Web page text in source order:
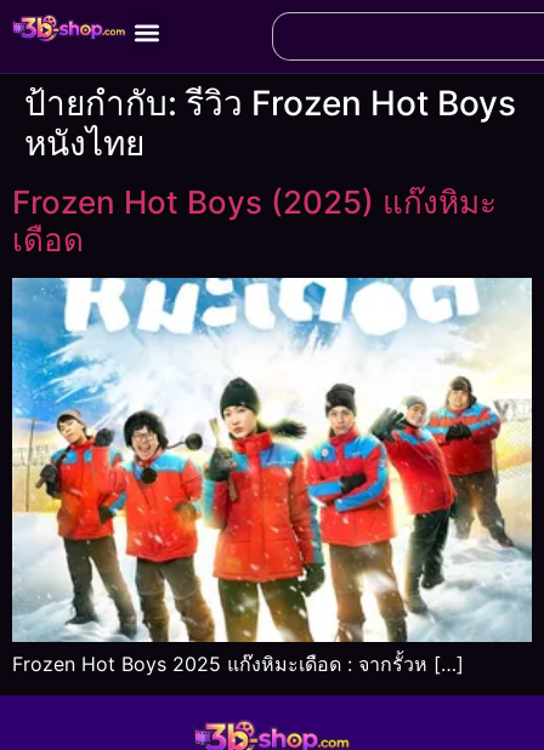
ป้ายกำกับ:รีวิว Frozen Hot Boys
หนังไทย
Frozen Hot Boys (2025) แก๊งหิมะ
เดือด
Frozen Hot Boys 2025 แก๊งหิมะเดือด : จากรั้วห […]